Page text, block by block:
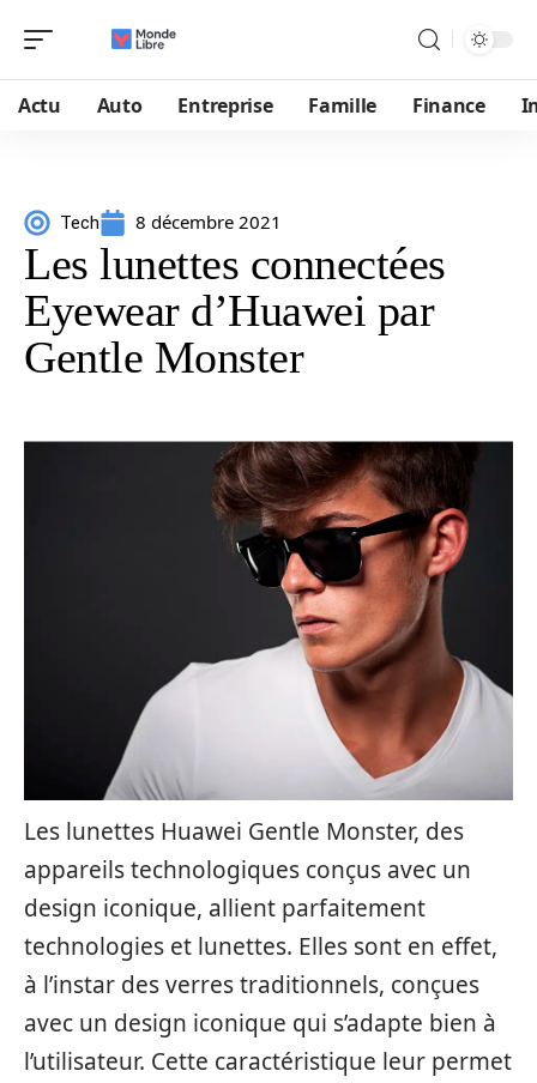
Actu Auto Entreprise Famille Finance
Tech 8 décembre 2021
Les lunettes connectées
Eyewear d’Huawei par
Gentle Monster
Les lunettes Huawei Gentle Monster, des
appareils technologiques conçus avec un
design iconique, allient parfaitement
technologies et lunettes. Elles sont en effet,
à l’instar des verres traditionnels, conçues
avec un design iconique qui s’adapte bien à
l’utilisateur. Cette caractéristique leur permet